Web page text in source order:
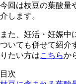
今回は枝豆の葉酸量
介します。
また、妊活・妊娠中
ついても併せて紹介
りたい方はこちらか
目次